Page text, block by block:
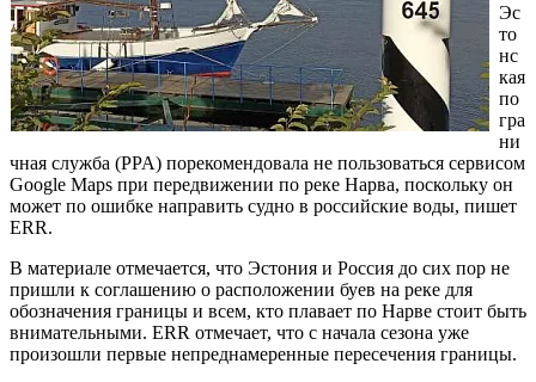
Эс
то
нс
кая
по
гра
ни
чная служба (PPA) порекомендовала не пользоваться сервисом
Google Maps при передвижении по реке Нарва, поскольку он
может по ошибке направить судно в российские воды, пишет
ERR.
В материале отмечается, что Эстония и Россия до сих пор не
пришли к соглашению о расположении буев на реке для
обозначения границы и всем, кто плавает по Нарве стоит быть
внимательными. ERR отмечает, что с начала сезона уже
произошли первые непреднамеренные пересечения границы.